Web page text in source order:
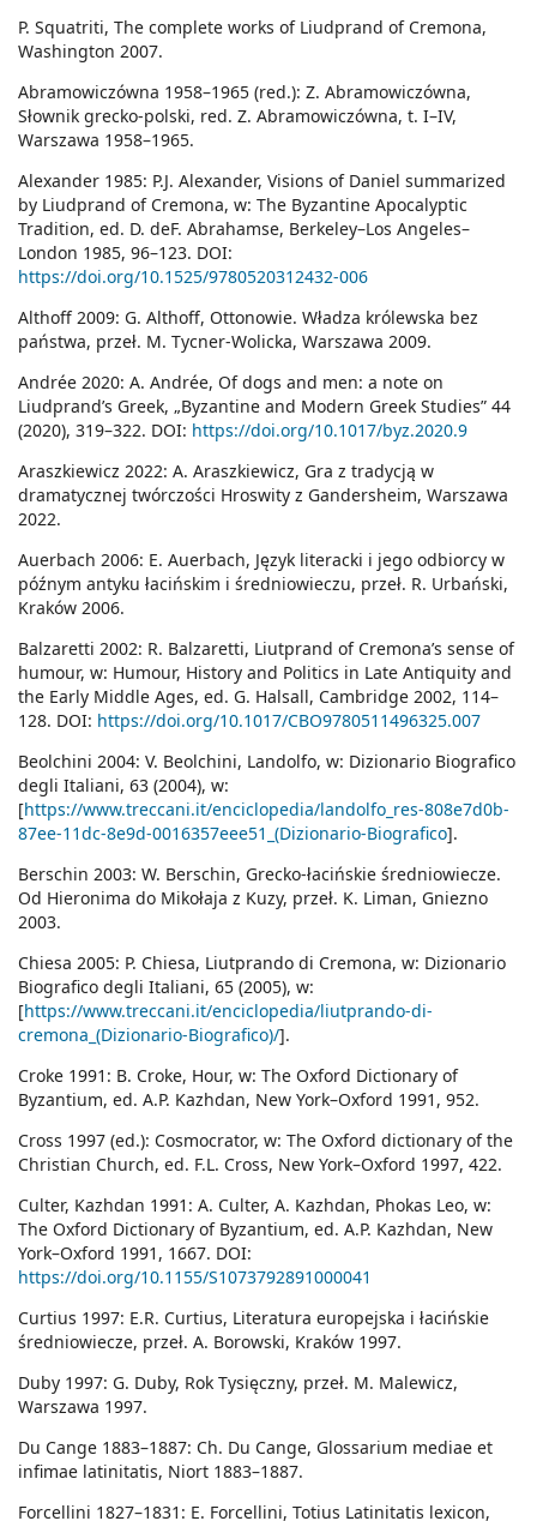
P. Squatriti, The complete works of Liudprand of Cremona,
Washington 2007.
Abramowiczówna 1958–1965 (red.): Z. Abramowiczówna,
Słownik grecko-polski, red. Z. Abramowiczówna, t. I–IV,
Warszawa 1958–1965.
Alexander 1985: P.J. Alexander, Visions of Daniel summarized
by Liudprand of Cremona, w: The Byzantine Apocalyptic
Tradition, ed. D. deF. Abrahamse, Berkeley–Los Angeles–
London 1985, 96–123. DOI:
https://doi.org/10.1525/9780520312432-006
Althoff 2009: G. Althoff, Ottonowie. Władza królewska bez
państwa, przeł. M. Tycner-Wolicka, Warszawa 2009.
Andrée 2020: A. Andrée, Of dogs and men: a note on
Liudprand’s Greek, „Byzantine and Modern Greek Studies” 44
(2020), 319–322. DOI: https://doi.org/10.1017/byz.2020.9
Araszkiewicz 2022: A. Araszkiewicz, Gra z tradycją w
dramatycznej twórczości Hroswity z Gandersheim, Warszawa
2022.
Auerbach 2006: E. Auerbach, Język literacki i jego odbiorcy w
późnym antyku łacińskim i średniowieczu, przeł. R. Urbański,
Kraków 2006.
Balzaretti 2002: R. Balzaretti, Liutprand of Cremona’s sense of
humour, w: Humour, History and Politics in Late Antiquity and
the Early Middle Ages, ed. G. Halsall, Cambridge 2002, 114–
128. DOI: https://doi.org/10.1017/CBO9780511496325.007
Beolchini 2004: V. Beolchini, Landolfo, w: Dizionario Biografico
degli Italiani, 63 (2004), w:
[https://www.treccani.it/enciclopedia/landolfo_res-808e7d0b-
87ee-11dc-8e9d-0016357eee51_(Dizionario-Biografico].
Berschin 2003: W. Berschin, Grecko-łacińskie średniowiecze.
Od Hieronima do Mikołaja z Kuzy, przeł. K. Liman, Gniezno
2003.
Chiesa 2005: P. Chiesa, Liutprando di Cremona, w: Dizionario
Biografico degli Italiani, 65 (2005), w:
[https://www.treccani.it/enciclopedia/liutprando-di-
cremona_(Dizionario-Biografico)/].
Croke 1991: B. Croke, Hour, w: The Oxford Dictionary of
Byzantium, ed. A.P. Kazhdan, New York–Oxford 1991, 952.
Cross 1997 (ed.): Cosmocrator, w: The Oxford dictionary of the
Christian Church, ed. F.L. Cross, New York–Oxford 1997, 422.
Culter, Kazhdan 1991: A. Culter, A. Kazhdan, Phokas Leo, w:
The Oxford Dictionary of Byzantium, ed. A.P. Kazhdan, New
York–Oxford 1991, 1667. DOI:
https://doi.org/10.1155/S1073792891000041
Curtius 1997: E.R. Curtius, Literatura europejska i łacińskie
średniowiecze, przeł. A. Borowski, Kraków 1997.
Duby 1997: G. Duby, Rok Tysięczny, przeł. M. Malewicz,
Warszawa 1997.
Du Cange 1883–1887: Ch. Du Cange, Glossarium mediae et
infimae latinitatis, Niort 1883–1887.
Forcellini 1827–1831: E. Forcellini, Totius Latinitatis lexicon,